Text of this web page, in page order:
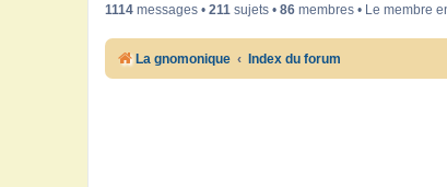
1114 messages • 211 sujets • 86 membres • Le membre
La gnomonique Index du forum